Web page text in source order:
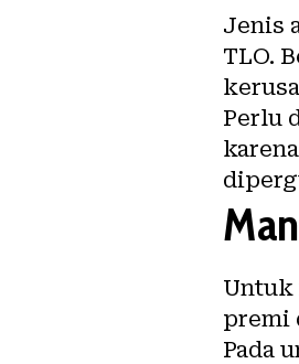
Jenis
TLO.
Perlu
Untuk
premi
Pada